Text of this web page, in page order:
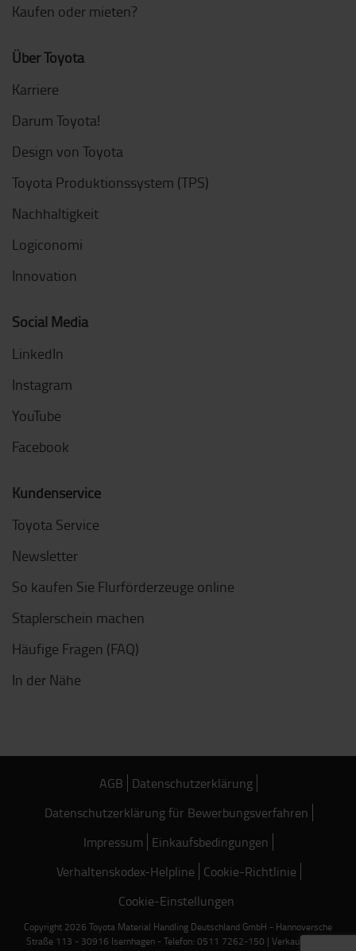
Kaufen oder mieten?
Über Toyota
Karriere
Darum Toyota!
Design von Toyota
Toyota Produktionssystem (TPS)
Nachhaltigkeit
Logiconomi
Innovation
Social Media
LinkedIn
Instagram
YouTube
Facebook
Kundenservice
Toyota Service
Newsletter
So kaufen Sie Flurförderzeuge online
Staplerschein machen
Häufige Fragen (FAQ)
In der Nähe
AGB Datenschutzerklärung
Datenschutzerklärung für Bewerbungsverfahren
Impressum Einkaufsbedingungen
Verhaltenskodex-Helpline Cookie-Richtlinie
Cookie-Einstellungen
Copyright 2026 Toyota Material Handling Deutschland GmbH - Hannoversche
Straße 113 - 30916 Isernhagen - Telefon: 0511 7262-150 | Verkauf nur an